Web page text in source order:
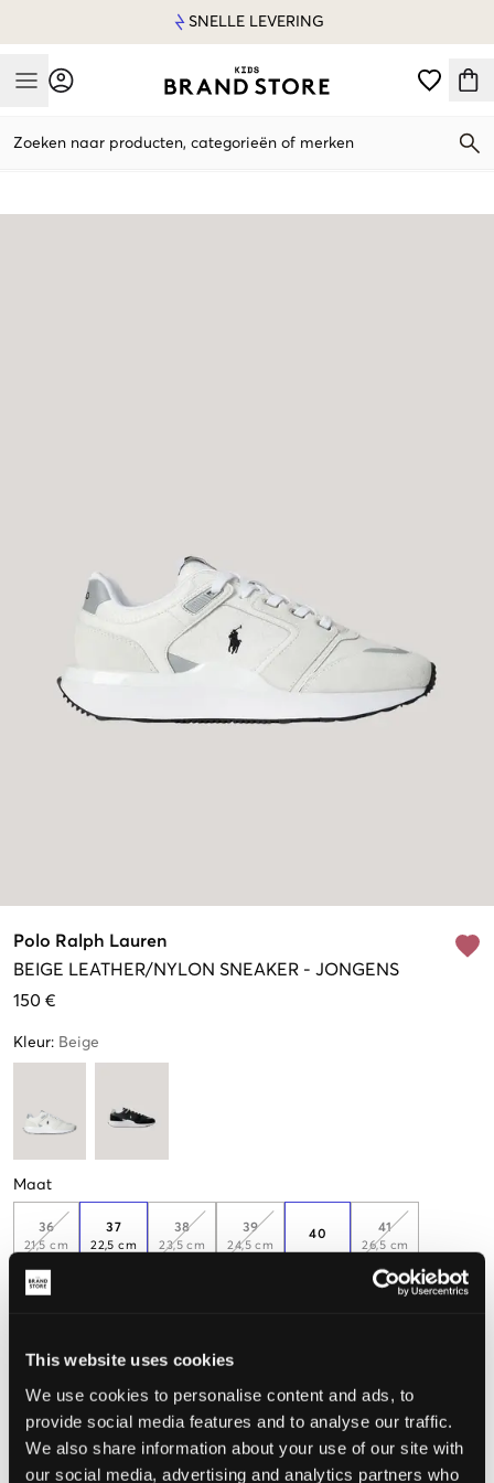
This website uses cookies
We use cookies to personalise content and ads, to
provide social media features and to analyse our traffic.
We also share information about your use of our site with
our social media, advertising and analytics partners who
SNELLE LEVERING
Mobile Menu
Zoeken naar producten, categorieën of merken
Polo Ralph Lauren
BEIGE LEATHER/NYLON SNEAKER - JONGENS
150 €
Kleur: Beige
Maat
36
21,5 cm
37
22,5 cm
38
23,5 cm
39
24,5 cm
40 41
26,5 cm
Meet je voeten op, zodat je de juiste maat kunt kiezen
De maat lijkt